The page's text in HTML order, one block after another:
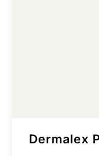
Dermalex